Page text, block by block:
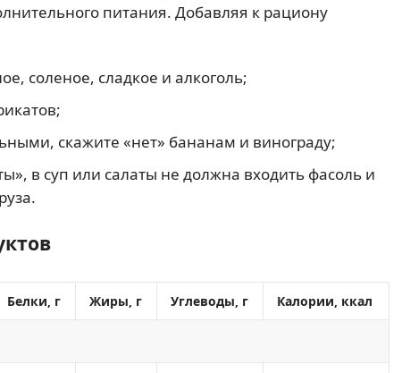
питания. Добавляя к рациону
соленое, сладкое и алкоголь;
скажите «нет» бананам и винограду;
в суп или салаты не должна входить фасоль и
Белки, г Жиры, г Углеводы, г Калории, ккал